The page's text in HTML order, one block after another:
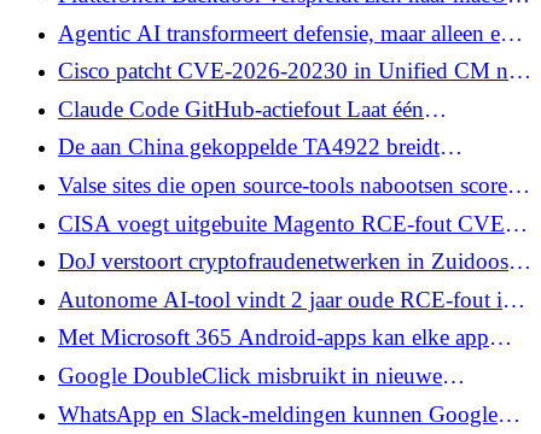
via kwaadaardige Google- en YouTube-
advertenties
Agentic AI transformeert defensie, maar alleen een
veilige IT-infrastructuur kan deze maximaliseren
Cisco patcht CVE-2026-20230 in Unified CM nu
exploitcode openbaar wordt
Claude Code GitHub-actiefout Laat één
kwaadaardig probleem opslagplaatsen kapen
De aan China gekoppelde TA4922 breidt
phishing-aanvallen uit naar Groot-Brittannië,
Duitsland, Italië en Zuid-Afrika
Valse sites die open source-tools nabootsen scoren
hoog op Google en leveren malware via TDS
CISA voegt uitgebuite Magento RCE-fout CVE-
2026-45247 toe aan KEV-catalogus
DoJ verstoort cryptofraudenetwerken in Zuidoost-
Azië en bevriest $ 3,8 miljoen aan activa
Autonome AI-tool vindt 2 jaar oude RCE-fout in
Redis (CVE-2026-23479)
Met Microsoft 365 Android-apps kan elke app
accounttokens stelen via de overgebleven
foutopsporingsvlag
Google DoubleClick misbruikt in nieuwe
malspam-campagne om DesckVB RAT te leveren
WhatsApp en Slack-meldingen kunnen Google